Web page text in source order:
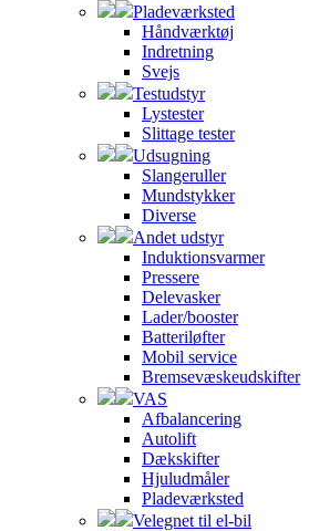
Pladeværksted
Håndværktøj
Indretning
Svejs
Testudstyr
Lystester
Slittage tester
Udsugning
Slangeruller
Mundstykker
Diverse
Andet udstyr
Induktionsvarmer
Pressere
Delevasker
Lader/booster
Batteriløfter
Mobil service
Bremsevæskeudskifter
VAS
Afbalancering
Autolift
Dækskifter
Hjuludmåler
Pladeværksted
Velegnet til el-bil